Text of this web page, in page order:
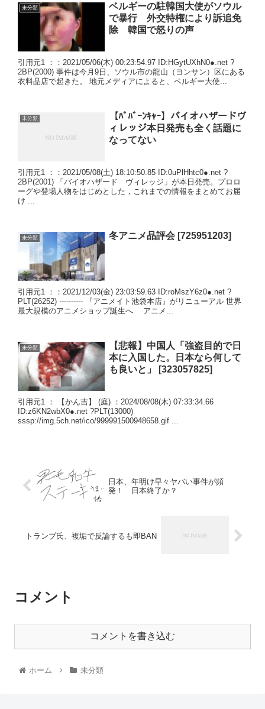
未分類
ベルギーの駐韓国大使がソウル
で暴行 外交特権により訴追免
除 韓国で怒りの声
引用元1 ：：2021/05/06(木) 00:23:54.97 ID:HGytUXhN0●.net ?
2BP(2000) 事件は今月9日、ソウル市の龍山（ヨンサン）区にある
衣料品店で起きた。 地元メディアによると、ベルギー大使...
未分類
【ﾊﾟﾊﾞｰﾝｷｬｰ】バイオハザードヴ
ィレッジ本日発売も全く話題に
なってない
引用元1 ：：2021/05/08(土) 18:10:50.85 ID:0uPlHhtc0●.net ?
2BP(2001) 「バイオハザード ヴィレッジ」が本日発売。プロロ
ーグや登場人物をはじめとした，これまでの情報をまとめてお届
け ...
未分類 冬アニメ品評会 [725951203]
引用元1 ：：2021/12/03(金) 23:03:59.63 ID:roMszY6z0●.net ?
PLT(26252) ---------- 『アニメイト池袋本店』がリニューアル 世界
最大規模のアニメショップ誕生へ アニメ...
未分類
【悲報】中国人「強盗目的で日
本に入国した。日本なら何して
も良いと」 [323057825]
引用元1 ： 【かん吉】 (庭) ：2024/08/08(木) 07:33:34.66
ID:z6KN2wbX0●.net ?PLT(13000)
sssp://img.5ch.net/ico/999991500948658.gif ...
日本、年明け早々ヤバい事件が頻
発！ 日本終了か？
トランプ氏、複垢で反論するも即BAN
コメント
コメントを書き込む
ホーム 未分類